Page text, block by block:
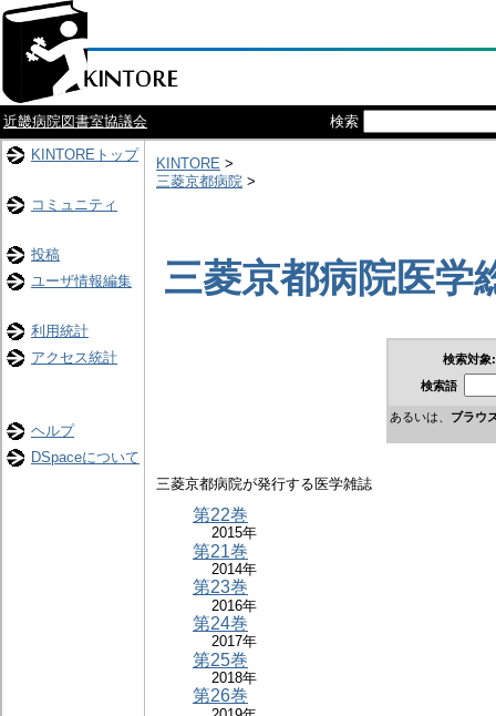
近畿病院図書室協議会
検索
KINTOREトップ
コミュニティ
投稿
ユーザ情報編集
利用統計
アクセス統計
ヘルプ
DSpaceについて
KINTORE >
三菱京都病院 >
三菱京都病院医学
検索対象:
検索語
あるいは、 ブラウ
三菱京都病院が発行する医学雑誌
第22巻
2015年
第21巻
2014年
第23巻
2016年
第24巻
2017年
第25巻
2018年
第26巻